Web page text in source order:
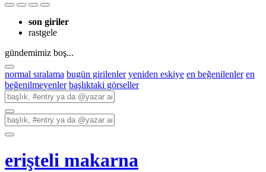
son giriler
rastgele
gündemimiz boş...
normal sıralama bugün girilenler yeniden eskiye en beğenilenler en
beğenilmeyenler başlıktaki görseller
erişteli makarna